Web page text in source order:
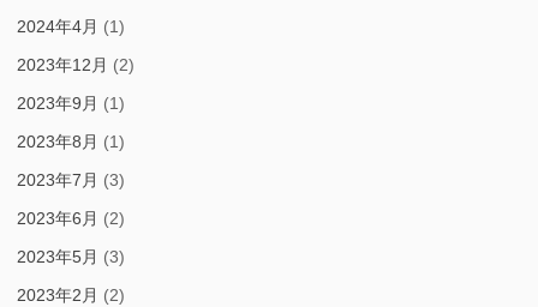
2024年4月 (1)
2023年12月 (2)
2023年9月 (1)
2023年8月 (1)
2023年7月 (3)
2023年6月 (2)
2023年5月 (3)
2023年2月 (2)